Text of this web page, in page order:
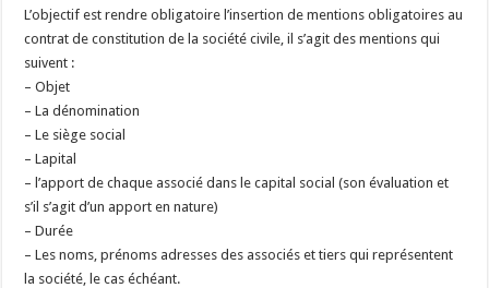
L’objectif est rendre obligatoire l’insertion de mentions obligatoires au
contrat de constitution de la société civile, il s’agit des mentions qui
suivent :
– Objet
– La dénomination
– Le siège social
– Lapital
– l’apport de chaque associé dans le capital social (son évaluation et
s’il s’agit d’un apport en nature)
– Durée
– Les noms, prénoms adresses des associés et tiers qui représentent
la société, le cas échéant.